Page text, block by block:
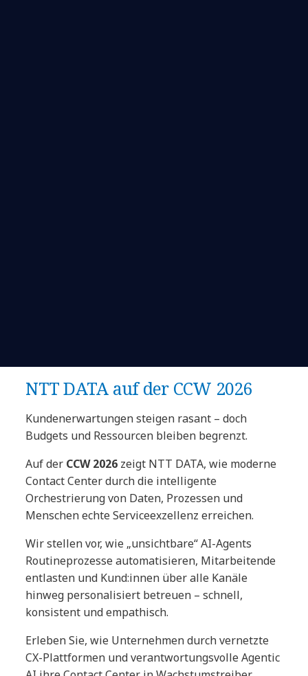
NTT DATA auf der CCW 2026
Kundenerwartungen steigen rasant – doch
Budgets und Ressourcen bleiben begrenzt.
Auf der CCW 2026 zeigt NTT DATA, wie moderne
Contact Center durch die intelligente
Orchestrierung von Daten, Prozessen und
Menschen echte Serviceexzellenz erreichen.
Wir stellen vor, wie „unsichtbare“ AI-Agents
Routineprozesse automatisieren, Mitarbeitende
entlasten und Kund:innen über alle Kanäle
hinweg personalisiert betreuen – schnell,
konsistent und empathisch.
Erleben Sie, wie Unternehmen durch vernetzte
CX-Plattformen und verantwortungsvolle Agentic